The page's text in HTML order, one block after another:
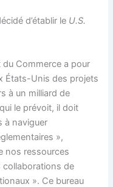
d’établir le U.S.
du Commerce a pour
États-Unis des projets
à un milliard de
le prévoit, il doit
à naviguer
»,
nos ressources
collaborations de
». Ce bureau